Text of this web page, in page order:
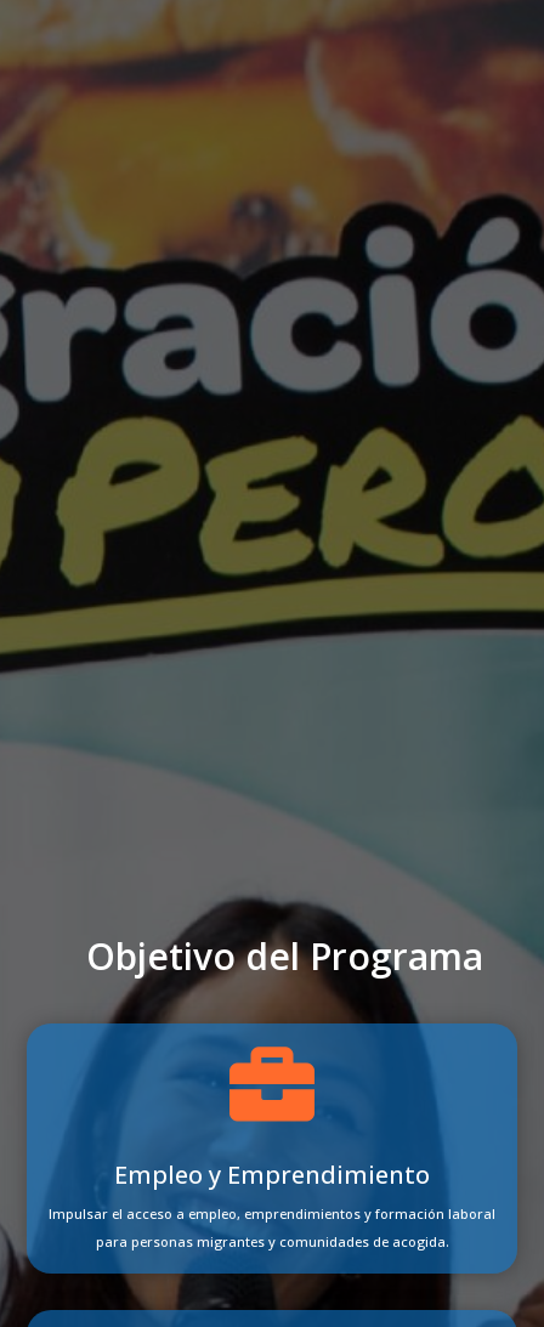
Objetivo del Programa

Empleo y Emprendimiento
Impulsar el acceso a empleo, emprendimientos y formación laboral
para personas migrantes y comunidades de acogida.